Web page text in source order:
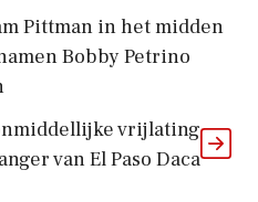
Pittman in het midden
Bobby Petrino
vrijlating
van El Paso Daca